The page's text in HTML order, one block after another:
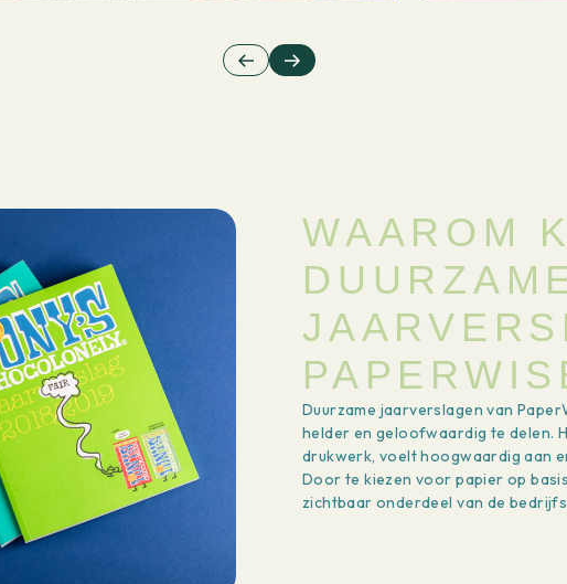
WAAROM
Duurzame jaarverslagen van
helder en geloofwaardig te delen.
drukwerk, voelt hoogwaardig aan
Door te kiezen voor papier op
zichtbaar onderdeel van de